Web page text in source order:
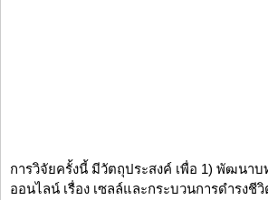
การวิจัยครั้งนี้ มีวัตถุประสงค์ เพื่อ 1) พัฒนาบ
ออนไลน์ เรื่อง เซลล์และกระบวนการดำรงชี